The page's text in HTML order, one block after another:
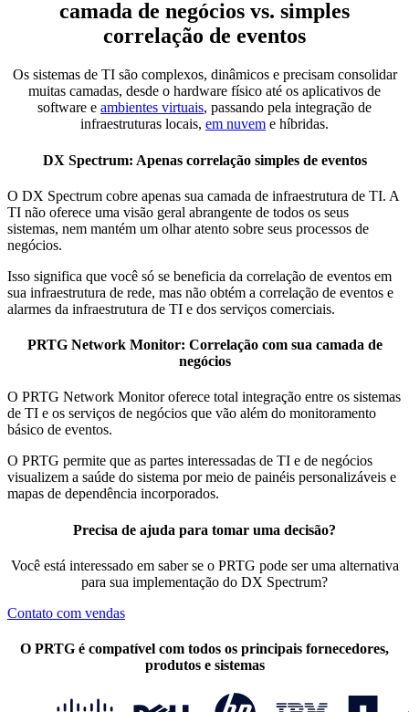
camada de negócios vs. simples
correlação de eventos
Os sistemas de TI são complexos, dinâmicos e precisam consolidar
muitas camadas, desde o hardware físico até os aplicativos de
software e ambientes virtuais, passando pela integração de
infraestruturas locais, em nuvem e híbridas.
DX Spectrum: Apenas correlação simples de eventos
O DX Spectrum cobre apenas sua camada de infraestrutura de TI. A
TI não oferece uma visão geral abrangente de todos os seus
sistemas, nem mantém um olhar atento sobre seus processos de
negócios.
Isso significa que você só se beneficia da correlação de eventos em
sua infraestrutura de rede, mas não obtém a correlação de eventos e
alarmes da infraestrutura de TI e dos serviços comerciais.
PRTG Network Monitor: Correlação com sua camada de
negócios
O PRTG Network Monitor oferece total integração entre os sistemas
de TI e os serviços de negócios que vão além do monitoramento
básico de eventos.
O PRTG permite que as partes interessadas de TI e de negócios
visualizem a saúde do sistema por meio de painéis personalizáveis e
mapas de dependência incorporados.
Precisa de ajuda para tomar uma decisão?
Você está interessado em saber se o PRTG pode ser uma alternativa
para sua implementação do DX Spectrum?
Contato com vendas
O PRTG é compatível com todos os principais fornecedores,
produtos e sistemas